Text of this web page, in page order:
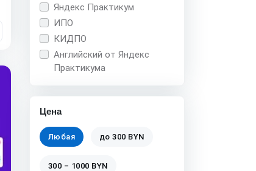
Яндекс Практикум
ИПО
КИДПО
Английский от Яндекс
Практикума
Цена
Любая до 300 BYN
300 – 1000 BYN